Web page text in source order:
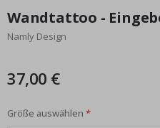
der
Bildgalerie
Wandtattoo -
Namly Design
37,00 €
Größe auswählen